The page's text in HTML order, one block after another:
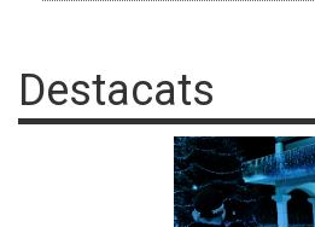
Destacats